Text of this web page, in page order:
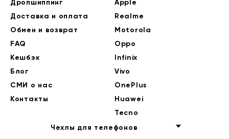
Дропшиппинг
Доставка и оплата
Обмен и возврат
FAQ
Кешбэк
Блог
СМИ о нас
Контакты
Apple
Realme
Motorola
Oppo
Infinix
Vivo
OnePlus
Huawei
Tecno
Чехлы для телефонов